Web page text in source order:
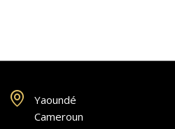
Yaoundé
Cameroun